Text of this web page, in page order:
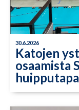
30.6.2026
Katojen
osaamista